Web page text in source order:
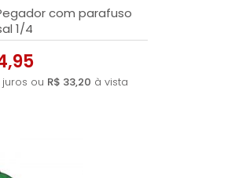
com parafuso
1/4
ou R$ 33,20 à vista